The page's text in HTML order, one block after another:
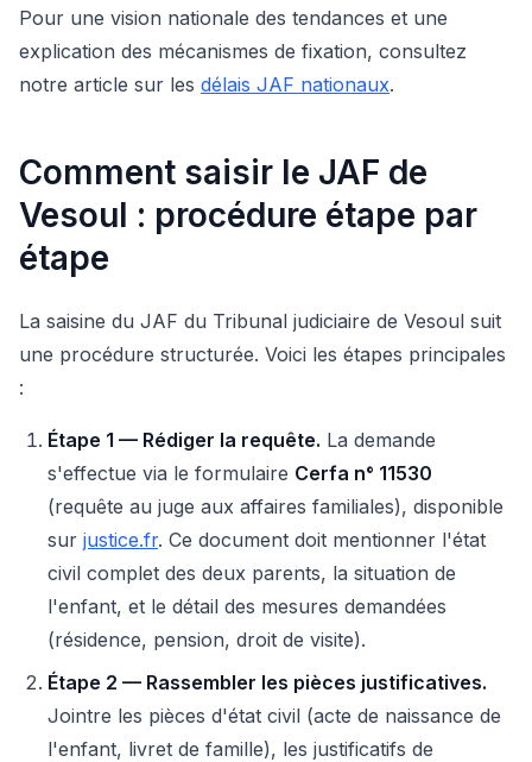
Pour une vision nationale des tendances et une
explication des mécanismes de fixation, consultez
notre article sur les délais JAF nationaux.
Comment saisir le JAF de
Vesoul : procédure étape par
étape
La saisine du JAF du Tribunal judiciaire de Vesoul suit
une procédure structurée. Voici les étapes principales
:
Étape 1 — Rédiger la requête. La demande
s'effectue via le formulaire Cerfa n° 11530
(requête au juge aux affaires familiales), disponible
sur justice.fr. Ce document doit mentionner l'état
civil complet des deux parents, la situation de
l'enfant, et le détail des mesures demandées
(résidence, pension, droit de visite).
Étape 2 — Rassembler les pièces justificatives.
Jointre les pièces d'état civil (acte de naissance de
l'enfant, livret de famille), les justificatifs de